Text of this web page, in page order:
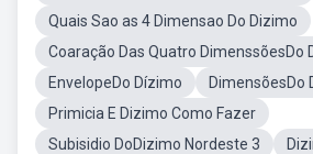
Quais Sao as 4 Dimensao Do Dizimo
Coaração Das Quatro DimenssõesDo
EnvelopeDo Dízimo
DimensõesDo
Primicia E Dizimo Como Fazer
Subisidio DoDizimo Nordeste 3